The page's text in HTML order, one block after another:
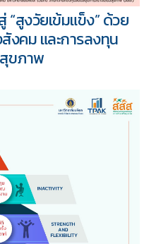
สูงวัยเข้มแข็ง” ด้วย
งคม และการลงทุน
ขภาพ